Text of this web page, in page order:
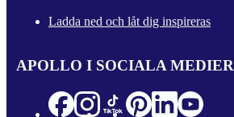
Ladda ned och låt dig inspireras
APOLLO I SOCIALA MEDIER